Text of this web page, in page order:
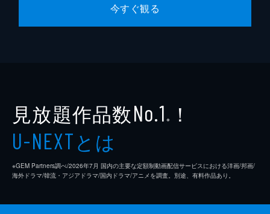
今すぐ観る
見放題作品数No.1 ※ ！
U-NEXTとは
※GEM Partners調べ/2026年7⽉ 国内の主要な定額制動画配信サービスにおける洋画/邦画/
海外ドラマ/韓流・アジアドラマ/国内ドラマ/アニメを調査。別途、有料作品あり。